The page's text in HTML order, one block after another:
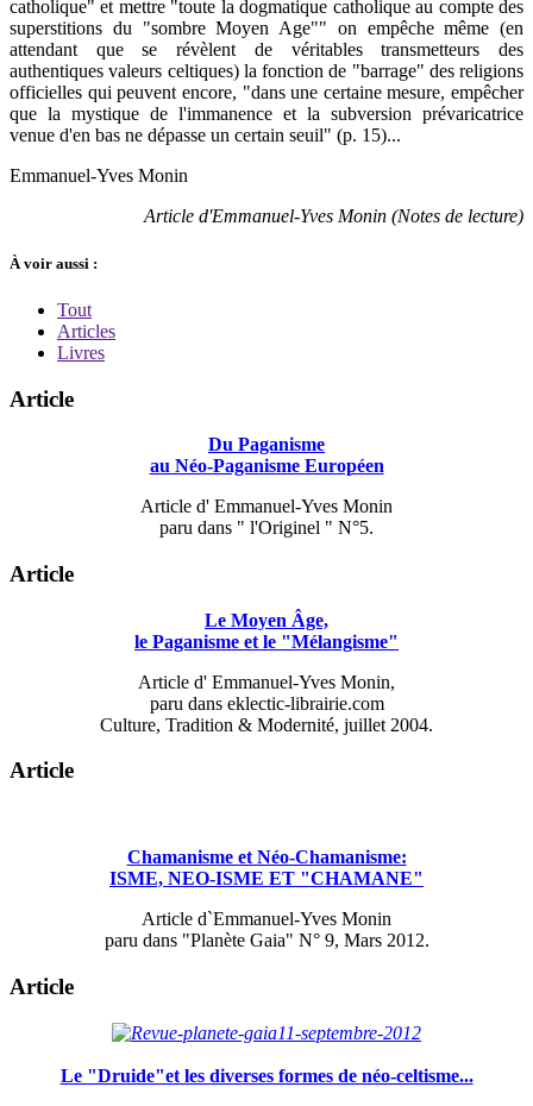
catholique" et mettre "toute la dogmatique catholique au compte des
superstitions du "sombre Moyen Age"" on empêche même (en
attendant que se révèlent de véritables transmetteurs des
authentiques valeurs celtiques) la fonction de "barrage" des religions
officielles qui peuvent encore, "dans une certaine mesure, empêcher
que la mystique de l'immanence et la subversion prévaricatrice
venue d'en bas ne dépasse un certain seuil" (p. 15)...
Emmanuel-Yves Monin
Article d'Emmanuel-Yves Monin (Notes de lecture)
À voir aussi :
Tout
Articles
Livres
Article
Du Paganisme
au Néo-Paganisme Européen
Article d' Emmanuel-Yves Monin
paru dans " l'Originel " N°5.
Article
Le Moyen Âge,
le Paganisme et le "Mélangisme"
Article d' Emmanuel-Yves Monin,
paru dans eklectic-librairie.com
Culture, Tradition & Modernité, juillet 2004.
Article
Chamanisme et Néo-Chamanisme:
ISME, NEO-ISME ET "CHAMANE"
Article d`Emmanuel-Yves Monin
paru dans "Planète Gaia" N° 9, Mars 2012.
Article
Le "Druide"et les diverses formes de néo-celtisme...